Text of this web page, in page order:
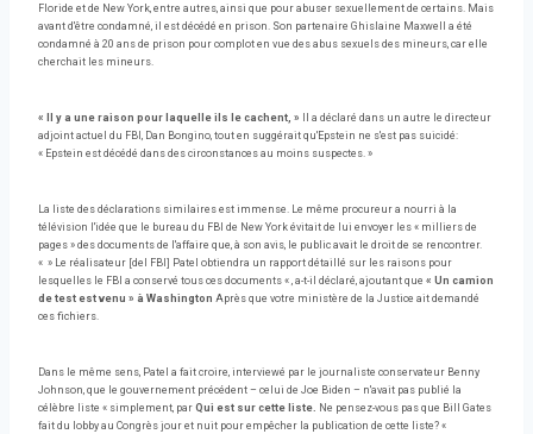
Floride et de New York, entre autres, ainsi que pour abuser sexuellement de certains. Mais
avant d'être condamné, il est décédé en prison. Son partenaire Ghislaine Maxwell a été
condamné à 20 ans de prison pour complot en vue des abus sexuels des mineurs, car elle
cherchait les mineurs.
« Il y a une raison pour laquelle ils le cachent, » Il a déclaré dans un autre le directeur
adjoint actuel du FBI, Dan Bongino, tout en suggérait qu'Epstein ne s'est pas suicidé:
« Epstein est décédé dans des circonstances au moins suspectes. »
La liste des déclarations similaires est immense. Le même procureur a nourri à la
télévision l'idée que le bureau du FBI de New York évitait de lui envoyer les « milliers de
pages » des documents de l'affaire que, à son avis, le public avait le droit de se rencontrer.
« » Le réalisateur [del FBI] Patel obtiendra un rapport détaillé sur les raisons pour
lesquelles le FBI a conservé tous ces documents « , a-t-il déclaré, ajoutant que « Un camion
de test est venu » à Washington Après que votre ministère de la Justice ait demandé
ces fichiers.
Dans le même sens, Patel a fait croire, interviewé par le journaliste conservateur Benny
Johnson, que le gouvernement précédent – celui de Joe Biden – n'avait pas publié la
célèbre liste « simplement, par Qui est sur cette liste.
Ne pensez-vous pas que Bill Gates
fait du lobby au Congrès jour et nuit pour empêcher la publication de cette liste? «